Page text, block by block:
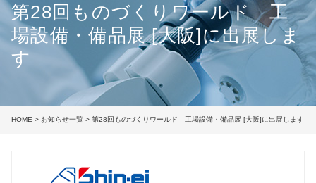
第28回ものづくりワールド 工
場設備・備品展 [大阪]に出展しま
す
HOME > お知らせ一覧 > 第28回ものづくりワールド 工場設備・備品展 [大阪]に出展します